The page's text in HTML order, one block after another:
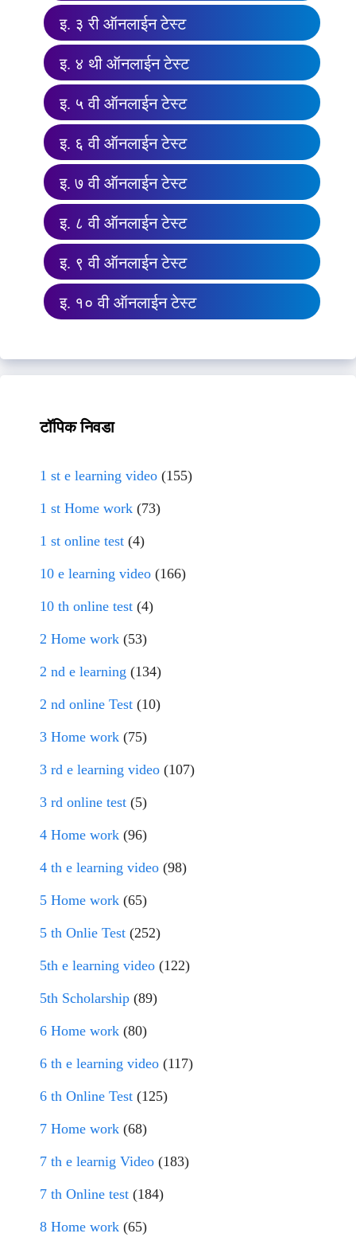
इ. ३ री ऑनलाईन टेस्ट
इ. ४ थी ऑनलाईन टेस्ट
इ. ५ वी ऑनलाईन टेस्ट
इ. ६ वी ऑनलाईन टेस्ट
इ. ७ वी ऑनलाईन टेस्ट
इ. ८ वी ऑनलाईन टेस्ट
इ. ९ वी ऑनलाईन टेस्ट
इ. १० वी ऑनलाईन टेस्ट
टॉपिक निवडा
1 st e learning video (155)
1 st Home work (73)
1 st online test (4)
10 e learning video (166)
10 th online test (4)
2 Home work (53)
2 nd e learning (134)
2 nd online Test (10)
3 Home work (75)
3 rd e learning video (107)
3 rd online test (5)
4 Home work (96)
4 th e learning video (98)
5 Home work (65)
5 th Onlie Test (252)
5th e learning video (122)
5th Scholarship (89)
6 Home work (80)
6 th e learning video (117)
6 th Online Test (125)
7 Home work (68)
7 th e learnig Video (183)
7 th Online test (184)
8 Home work (65)